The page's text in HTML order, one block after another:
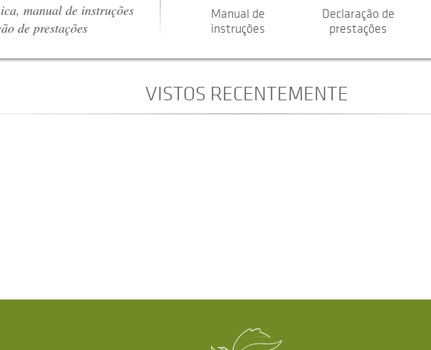
manual de instruções
de prestações
Manual de
instruções
Declaração de
prestações
VISTOS RECENTEMENTE